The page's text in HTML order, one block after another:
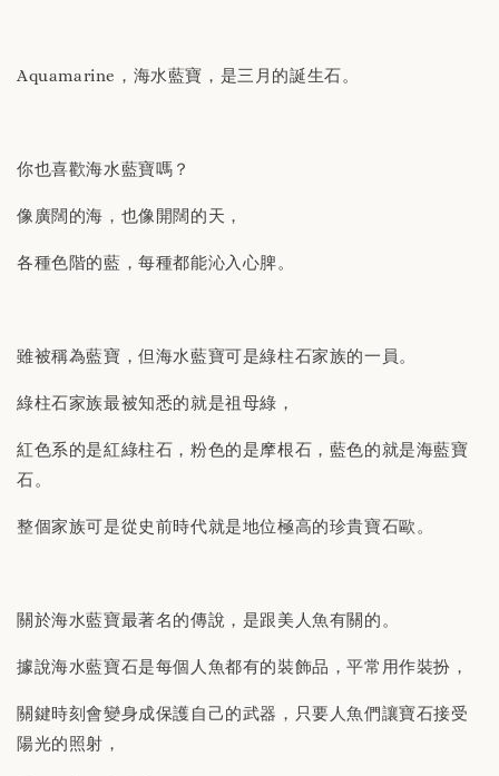
Aquamarine，海水藍寶，是三月的誕生石。
你也喜歡海水藍寶嗎？
像廣闊的海，也像開闊的天，
各種色階的藍，每種都能沁入心脾。
雖被稱為藍寶，但海水藍寶可是綠柱石家族的一員。
綠柱石家族最被知悉的就是祖母綠，
紅色系的是紅綠柱石，粉色的是摩根石，藍色的就是海藍寶
石。
整個家族可是從史前時代就是地位極高的珍貴寶石歐。
關於海水藍寶最著名的傳說，是跟美人魚有關的。
據說海水藍寶石是每個人魚都有的裝飾品，平常用作裝扮，
關鍵時刻會變身成保護自己的武器，只要人魚們讓寶石接受
陽光的照射，